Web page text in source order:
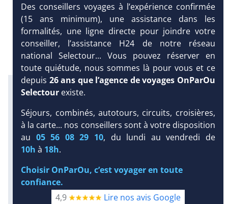
DEMANDE
D’INFORMATIONS
RÉSERVATION
Infos météo :
26 °C
30 mm
Infos plages :
Dist.
250 m
Long.
Longueur:
2.5 km
Équipement :
120
Tx : 25 % Tx
Infos golfs :
Distance depuis l'hôtel : 28 km
Des conseillers voyages à l’expérience confirmée
(15 ans minimum), une assistance dans les
formalités, une ligne directe pour joindre votre
conseiller, l’assistance H24 de notre réseau
national Selectour... Vous pouvez réserver en
toute quiétude, nous sommes là pour vous et ce
depuis 26 ans que l’agence de voyages OnParOu
Selectour existe.
Séjours, combinés, autotours, circuits, croisières,
à la carte... nos conseillers sont à votre disposition
au 05 56 08 29 10, du lundi au vendredi de
10h à 18h.
Choisir OnParOu, c’est voyager en toute
confiance.
4,9
Lire nos avis Google